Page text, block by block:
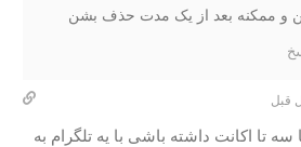
و ممکنه بعد از یک مدت حذف بشن
سه تا اکانت داشته باشی با یه تلگرام به